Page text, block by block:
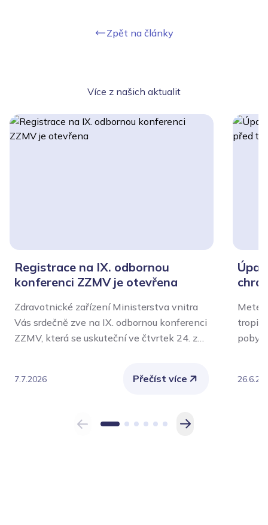
Zpět na články
Více z našich aktualit
Registrace na IX. odbornou
konferenci ZZMV je otevřena
Zdravotnické zařízení Ministerstva vnitra
Vás srdečně zve na IX. odbornou konferenci
ZZMV, která se uskuteční ve čtvrtek 24. září
7.7.2026 Přečíst více